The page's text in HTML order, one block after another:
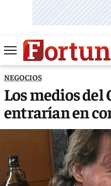
NEGOCIOS
Los medios del
entrarían en